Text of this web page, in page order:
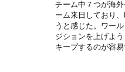
チーム中７つが海
ーム来日しており
うと感じた。ワー
ジションを上げよ
キープするのが容